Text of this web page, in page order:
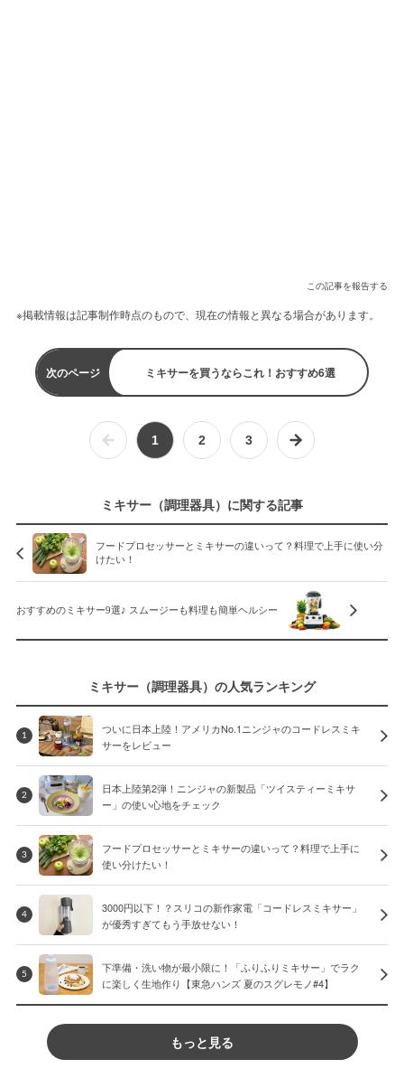
この記事を報告する
※掲載情報は記事制作時点のもので、現在の情報と異なる場合があります。
次のページ ミキサーを買うならこれ！おすすめ6選
1 2 3
ミキサー（調理器具）に関する記事
フードプロセッサーとミキサーの違いって？料理で上手に使い分
けたい！
おすすめのミキサー9選♪ スムージーも料理も簡単ヘルシー
ミキサー（調理器具）の人気ランキング
1
ついに日本上陸！アメリカNo.1ニンジャのコードレスミキ
サーをレビュー
2
日本上陸第2弾！ニンジャの新製品「ツイスティーミキサ
ー」の使い心地をチェック
3
フードプロセッサーとミキサーの違いって？料理で上手に
使い分けたい！
4
3000円以下！？スリコの新作家電「コードレスミキサー」
が優秀すぎてもう手放せない！
5
下準備・洗い物が最小限に！「ふりふりミキサー」でラク
に楽しく生地作り【東急ハンズ 夏のスグレモノ#4】
もっと見る